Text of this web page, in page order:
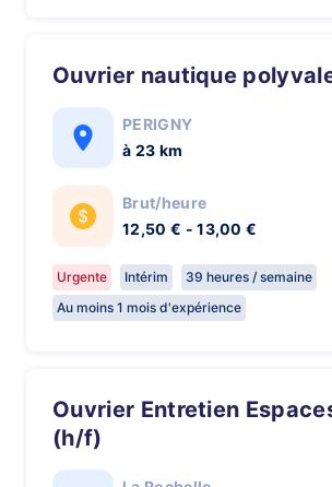
Ouvrier nautique
PERIGNY
à 23 km
Brut/heure
12,50 € - 13,00 €
Urgente Intérim
39 heures / semaine
Au moins 1 mois d'expérience
Ouvrier Entretien Espaces Verts
(h/f)